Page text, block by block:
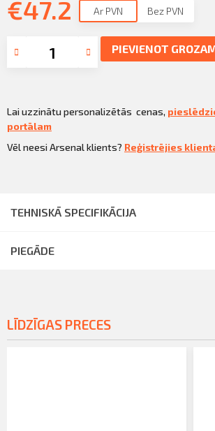
KLIENTU PORTĀLS
KĻŪT PAR KLIENTU
€47.2 Ar PVN Bez PVN
PIEVIENOT
Lai uzzinātu personalizētās cenas,
portālam
Vēl neesi Arsenal klients? Reģistrējies
TEHNISKĀ SPECIFIKĀCIJA
PIEGĀDE
LĪDZĪGAS PRECES